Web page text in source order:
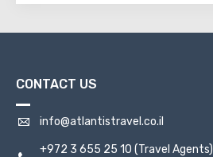
CONTACT US
info@atlantistravel.co.il
+972 3 655 25 10 (Travel Agents)